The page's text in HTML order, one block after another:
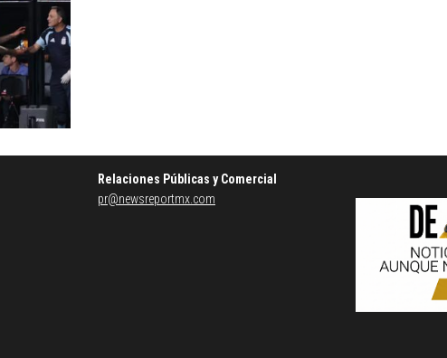
Relaciones Públicas y Comercial
pr@newsreportmx.com